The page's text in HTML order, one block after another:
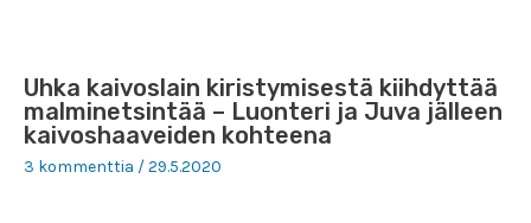
Uhka kaivoslain kiristymisestä kiihdyttää
malminetsintää – Luonteri ja Juva jälleen
kaivoshaaveiden kohteena
3 kommenttia /29.5.2020